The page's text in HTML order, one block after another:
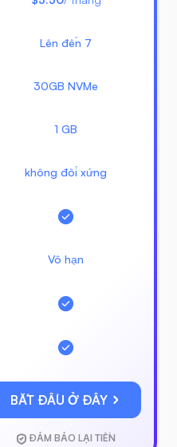
Lên đến 7
30GB NVMe
1 GB
không đối xứng
Vô hạn
BẮT ĐẦU Ở ĐÂY
ĐẢM BẢO LẠI TIỀN